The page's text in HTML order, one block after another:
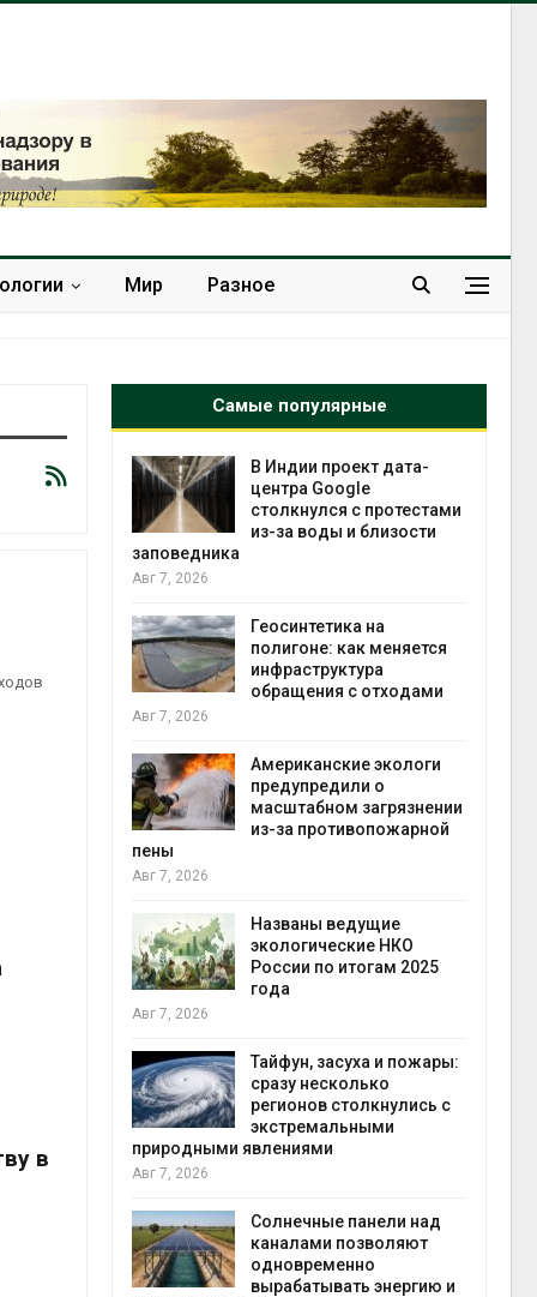
Мир Разное
в
Самые популярные
в
сбор
В Индии проект дата-
центра Google
столкнулся с протестами
из-за воды и близости
заповедника
Авг 7, 2026
Геосинтетика на
полигоне: как меняется
инфраструктура
обращения с отходами
Авг 7, 2026
Американские экологи
предупредили о
масштабном загрязнении
из-за противопожарной
пены
Авг 7, 2026
Названы ведущие
экологические НКО
России по итогам 2025
года
Авг 7, 2026
Тайфун, засуха и пожары:
сразу несколько
регионов столкнулись с
экстремальными
природными явлениями
Авг 7, 2026
Солнечные панели над
каналами позволяют
одновременно
вырабатывать энергию и